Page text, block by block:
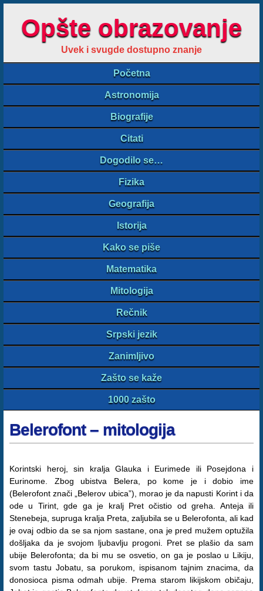
Opšte obrazovanje
Uvek i svugde dostupno znanje
Početna
Astronomija
Biografije
Citati
Dogodilo se…
Fizika
Geografija
Istorija
Kako se piše
Matematika
Mitologija
Rečnik
Srpski jezik
Zanimljivo
Zašto se kaže
1000 zašto
Belerofont – mitologija
Korintski heroj, sin kralja Glauka i Eurimede ili Posejdona i
Eurinome. Zbog ubistva Belera, po kome je i dobio ime
(Belerofont znači „Belerov ubica”), morao je da napusti Korint i da
ode u Tirint, gde ga je kralj Pret očistio od greha. Anteja ili
Stenebeja, supruga kralja Preta, zaljubila se u Belerofonta, ali kad
je ovaj odbio da se sa njom sastane, ona je pred mužem optužila
došljaka da je svojom ljubavlju progoni. Pret se plašio da sam
ubije Belerofonta; da bi mu se osvetio, on ga je poslao u Likiju,
svom tastu Jobatu, sa porukom, ispisanom tajnim znacima, da
donosioca pisma odmah ubije. Prema starom likijskom običaju,